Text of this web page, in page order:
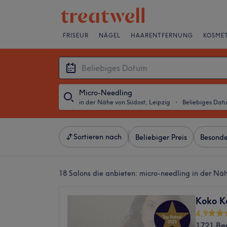
FRISEUR NÄGEL HAARENTFERNUNG
Micro-Needling
in der Nähe von Südost, Leipzig ・ Beliebiges
Sortieren nach Beliebiger Preis
18 Salons die anbieten: micro-needling in der
Koko
4,9